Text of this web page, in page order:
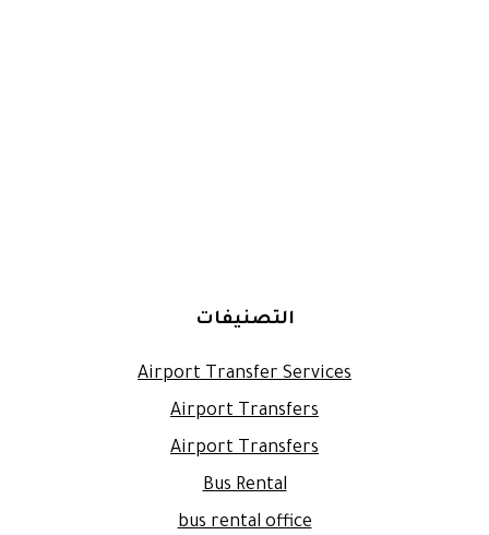
التصنيفات
Airport Transfer Services
Airport Transfers
Airport Transfers
Bus Rental
bus rental office